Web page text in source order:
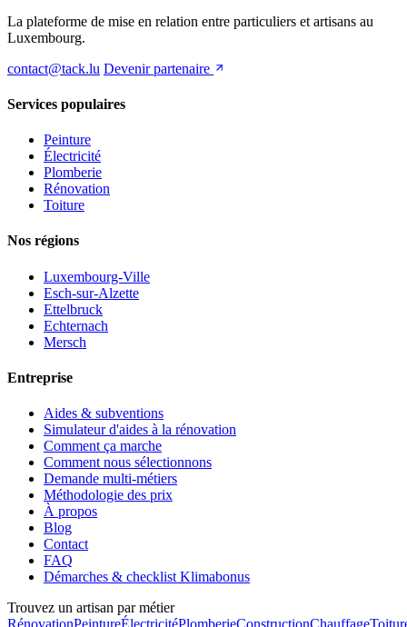
La plateforme de mise en relation entre particuliers et artisans au
Luxembourg.
contact@tack.lu Devenir partenaire
Services populaires
Peinture
Électricité
Plomberie
Rénovation
Toiture
Nos régions
Luxembourg-Ville
Esch-sur-Alzette
Ettelbruck
Echternach
Mersch
Entreprise
Aides & subventions
Simulateur d'aides à la rénovation
Comment ça marche
Comment nous sélectionnons
Demande multi-métiers
Méthodologie des prix
À propos
Blog
Contact
FAQ
Démarches & checklist Klimabonus
Trouvez un artisan par métier
RénovationPeintureÉlectricitéPlomberieConstructionChauffage